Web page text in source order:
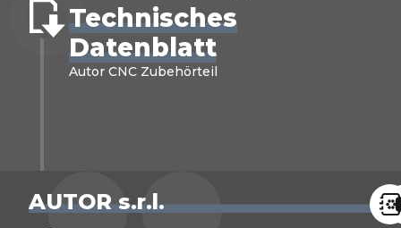
Technisches
Datenblatt
Autor CNC Zubehörteil
AUTOR s.r.l.